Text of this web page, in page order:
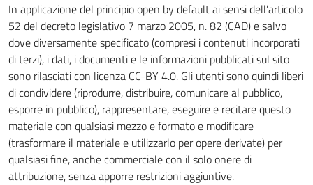
In applicazione del principio open by default ai sensi dell’articolo
52 del decreto legislativo 7 marzo 2005, n. 82 (CAD) e salvo
dove diversamente specificato (compresi i contenuti incorporati
di terzi), i dati, i documenti e le informazioni pubblicati sul sito
sono rilasciati con licenza CC-BY 4.0. Gli utenti sono quindi liberi
di condividere (riprodurre, distribuire, comunicare al pubblico,
esporre in pubblico), rappresentare, eseguire e recitare questo
materiale con qualsiasi mezzo e formato e modificare
(trasformare il materiale e utilizzarlo per opere derivate) per
qualsiasi fine, anche commerciale con il solo onere di
attribuzione, senza apporre restrizioni aggiuntive.